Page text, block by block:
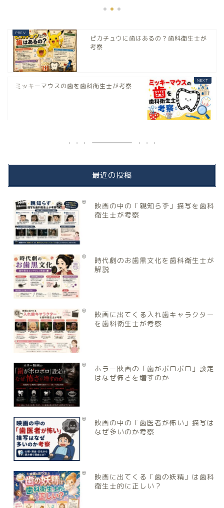
ピカチュウに歯はあるの？歯科衛生士が
考察
ミッキーマウスの歯を歯科衛生士が考察
最近の投稿
映画の中の「親知らず」描写を歯科
衛生士が考察
時代劇のお歯黒文化を歯科衛生士が
解説
映画に出てくる入れ歯キャラクター
を歯科衛生士が考察
ホラー映画の「歯がボロボロ」設定
はなぜ怖さを増すのか
映画の中の「歯医者が怖い」描写は
なぜ多いのか考察
映画に出てくる「歯の妖精」は歯科
衛生士的に正しい？